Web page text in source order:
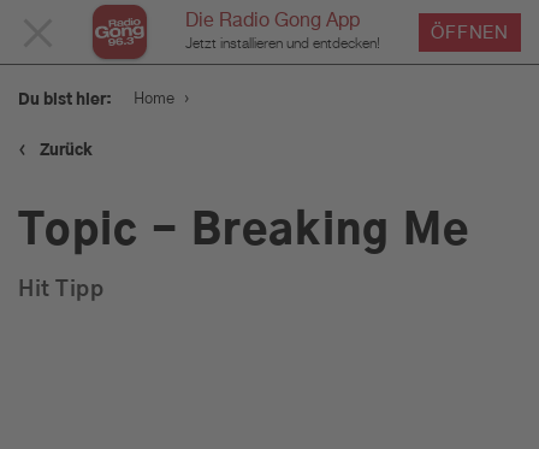
Die Radio Gong App
Jetzt installieren und entdecken!
ÖFFNEN
SCHLIESSEN
Programm
Du bist hier: Home ›
‹ Zurück
Topic - Breaking Me
Hit Tipp